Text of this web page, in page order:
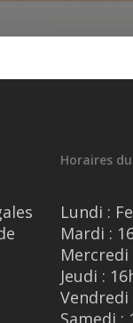
Horaires
Lundi :
Mardi :
Mercredi
Jeudi :
Vendredi
Samedi :